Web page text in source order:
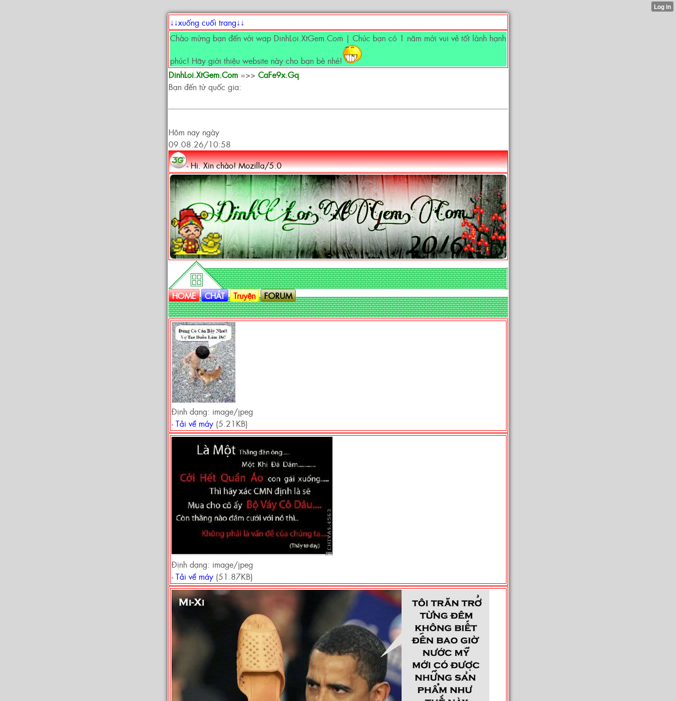
↓↓xuống cuối trang↓↓
Chào mừng bạn đến với wap DinhLoi.XtGem.Com | Chúc bạn có 1 năm mới vui vẻ tốt lành hạnh
phúc! Hãy giới thiệu website này cho bạn bè nhé!
DinhLoi.XtGem.Com=>> CaFe9x.Gq
Bạn đến từ quốc gia:
Hôm nay ngày
09.08.26/10:58
- Hi. Xin chào! Mozilla/5.0
.
HOME
CHÁT Truyện FORUM
Định dạng: image/jpeg
- Tải về máy(5.21KB)
Định dạng: image/jpeg
- Tải về máy(51.87KB)